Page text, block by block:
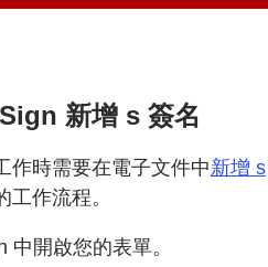
新增 s 簽名
作時需要在電子文件中新增 s
工作流程。
開啟您的表單。